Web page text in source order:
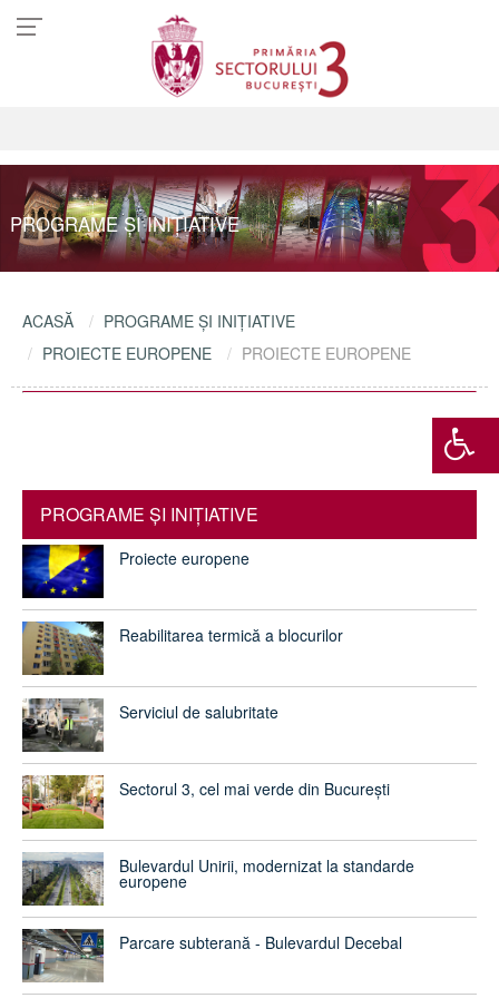
PROGRAME ŞI INIŢIATIVE
ACASĂ
PROGRAME ŞI INIŢIATIVE
PROIECTE EUROPENE
PROIECTE EUROPENE
PROGRAME ŞI INIŢIATIVE
Proiecte europene
Reabilitarea termică a blocurilor
Serviciul de salubritate
Sectorul 3, cel mai verde din București
Bulevardul Unirii, modernizat la standarde
europene
Parcare subterană - Bulevardul Decebal